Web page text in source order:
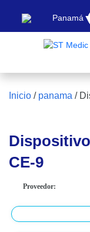
Panamá
Inicio / panama /
CE-9
Proveedor: